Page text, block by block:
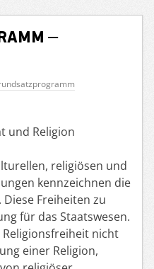
–
und Religion
religiösen und
kennzeichnen die
Freiheiten zu
für das Staatswesen.
nicht
einer Religion,